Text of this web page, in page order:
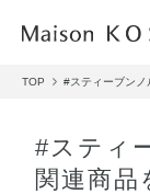
TOP #スティーブンノ
#スティ
関連商品